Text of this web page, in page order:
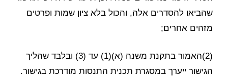
שהביאו להסדרים אלה, והכול בלא ציון שמות ופרטים
מזהים אחרים;
(2)האמור בתקנת משנה (א)(1) עד (3) ובלבד שהליך
הגישור ייערך במסגרת תכנית התנסות מודרכת בגישור.